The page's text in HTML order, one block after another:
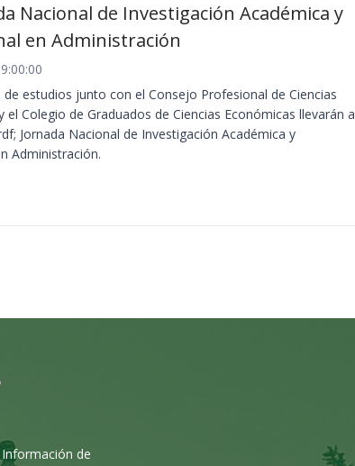
Nacional de Investigación Académica y
en Administración
de estudios junto con el Consejo Profesional de Ciencias
el Colegio de Graduados de Ciencias Económicas llevarán a
Jornada Nacional de Investigación Académica y
Administración.
de